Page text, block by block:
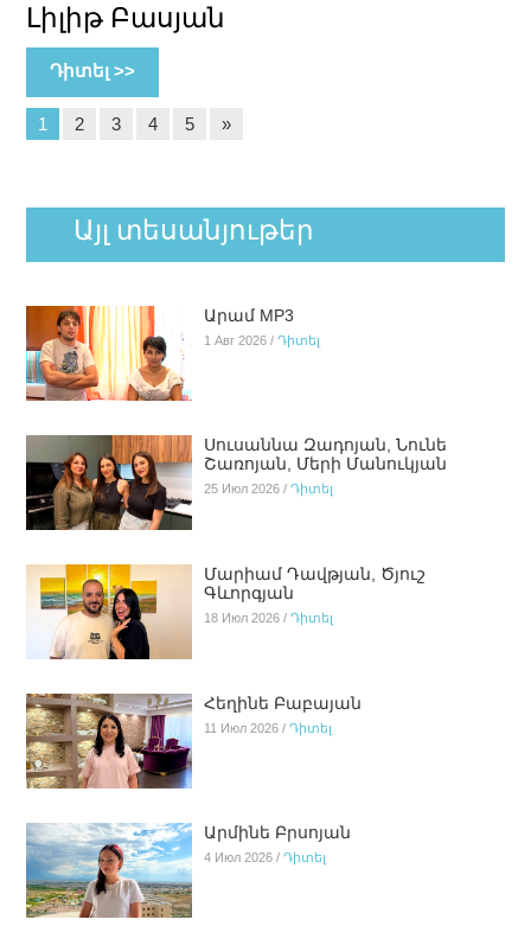
Լիլիթ Բասյան
Դիտել >>
1 2 3 4 5 »
Այլ տեսանյութեր
Արամ MP3
1 Авг 2026 /Դիտել
Սուսաննա Զադոյան, Նունե
Շառոյան, Մերի Մանուկյան
25 Июл 2026 /Դիտել
Մարիամ Դավթյան, Ծյուշ
Գևորգյան
18 Июл 2026 /Դիտել
Հեղինե Բաբայան
11 Июл 2026 /Դիտել
Արմինե Բրսոյան
4 Июл 2026 /Դիտել